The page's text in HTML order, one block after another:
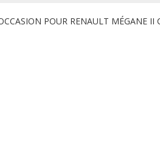
POUR RENAULT MÉGANE II